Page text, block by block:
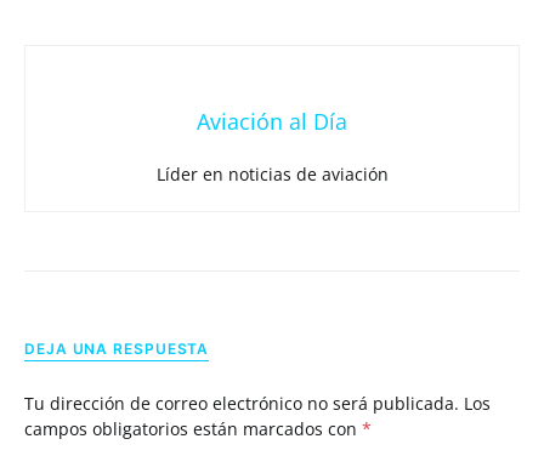
Aviación al Día
Líder en noticias de aviación
DEJA UNA RESPUESTA
Tu dirección de correo electrónico no será publicada. Los
campos obligatorios están marcados con *